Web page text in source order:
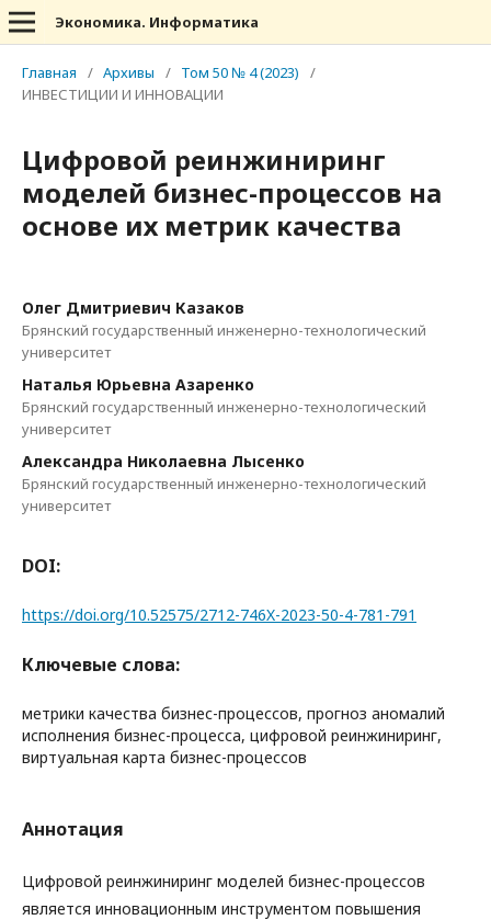
Экономика. Информатика
Главная / Архивы / Том 50 № 4 (2023)
/
ИНВЕСТИЦИИ И ИННОВАЦИИ
Цифровой реинжиниринг
моделей бизнес-процессов на
основе их метрик качества
Олег Дмитриевич Казаков
Брянский государственный инженерно-технологический
университет
Наталья Юрьевна Азаренко
Брянский государственный инженерно-технологический
университет
Александра Николаевна Лысенко
Брянский государственный инженерно-технологический
университет
DOI:
https://doi.org/10.52575/2712-746X-2023-50-4-781-791
Ключевые слова:
метрики качества бизнес-процессов, прогноз аномалий
исполнения бизнес-процесса, цифровой реинжиниринг,
виртуальная карта бизнес-процессов
Аннотация
Цифровой реинжиниринг моделей бизнес-процессов
является инновационным инструментом повышения